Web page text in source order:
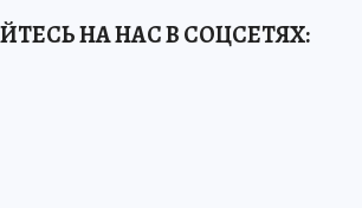
НА НАС В СОЦСЕТЯХ: